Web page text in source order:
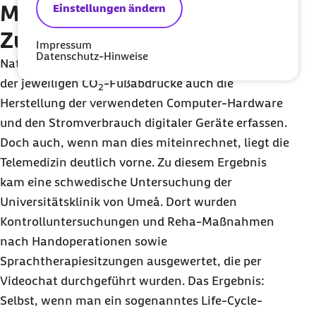
Einstellungen ändern
Impressum
Datenschutz-Hinweise
Mutiger in die digitale
Zukunft
Natürlich muss man bei einer Gegenüberstellung
der jeweiligen CO2-Fußabdrücke auch die
Herstellung der verwendeten Computer-Hardware
und den Stromverbrauch digitaler Geräte erfassen.
Doch auch, wenn man dies miteinrechnet, liegt die
Telemedizin deutlich vorne. Zu diesem Ergebnis
kam eine schwedische Untersuchung der
Universitätsklinik von Umeå. Dort wurden
Kontrolluntersuchungen und Reha-Maßnahmen
nach Handoperationen sowie
Sprachtherapiesitzungen ausgewertet, die per
Videochat durchgeführt wurden. Das Ergebnis:
Selbst, wenn man ein sogenanntes Life-Cycle-